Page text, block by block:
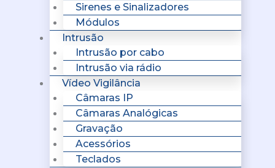
Sirenes e Sinalizadores
Módulos
Intrusão
Intrusão por cabo
Intrusão via rádio
Vídeo Vigilância
Câmaras IP
Câmaras Analógicas
Gravação
Acessórios
Teclados